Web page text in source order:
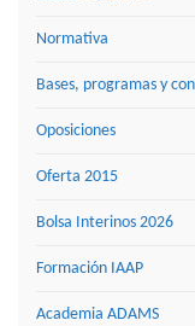
Normativa
Bases, programas y
Oposiciones
Oferta 2015
Bolsa Interinos 2026
Formación IAAP
Academia ADAMS